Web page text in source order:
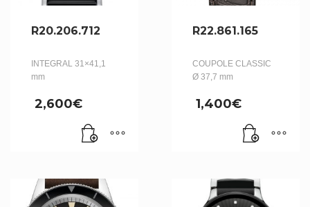
R20.206.712
INTEGRAL 31×41,1
mm
2,600€
R22.861.165
COUPOLE CLASSIC
Ø 37,7 mm
1,400€